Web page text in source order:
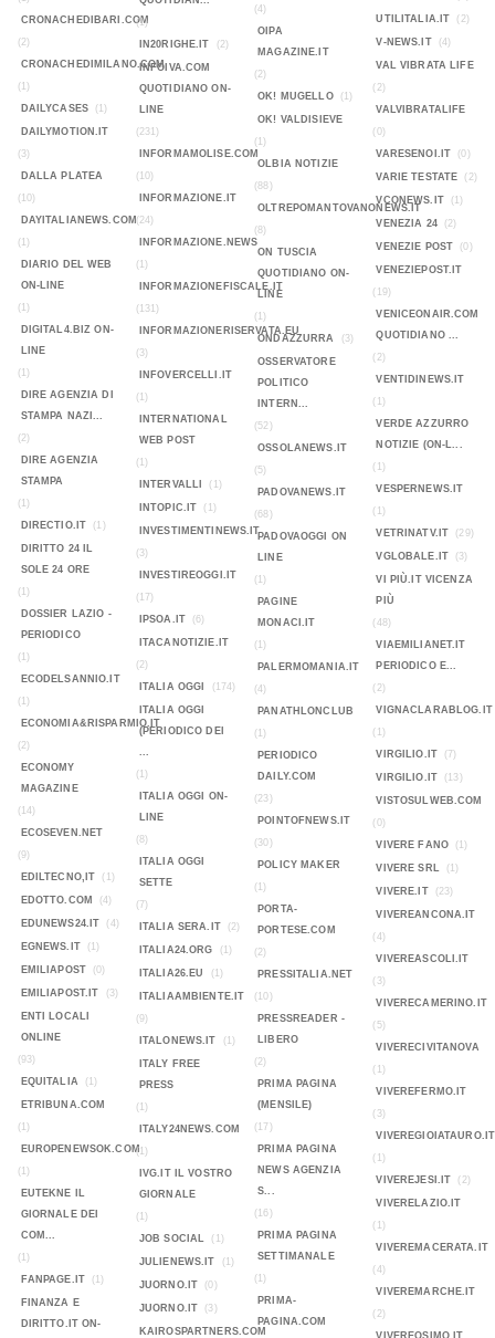
CRONACHEDIBARI.COM
(2)
CRONACHEDIMILANO.COM
(1)
DAILYCASES
(1)
DAILYMOTION.IT
(3)
DALLA PLATEA
(10)
DAYITALIANEWS.COM
(1)
DIARIO DEL WEB
ON-LINE
(1)
DIGITAL4.BIZ ON-
LINE
(1)
DIRE AGENZIA DI
STAMPA NAZI...
(2)
DIRE AGENZIA
STAMPA
(1)
DIRECTIO.IT
(1)
DIRITTO 24 IL
SOLE 24 ORE
(1)
DOSSIER LAZIO -
PERIODICO
(1)
ECODELSANNIO.IT
(1)
ECONOMIA&RISPARMIO.IT
(2)
ECONOMY
MAGAZINE
(14)
ECOSEVEN.NET
(9)
EDILTECNO,IT
(1)
EDOTTO.COM (4)
EDUNEWS24.IT (4)
EGNEWS.IT (1)
EMILIAPOST (0)
EMILIAPOST.IT (3)
ENTI LOCALI
ONLINE
(93)
EQUITALIA
(1)
ETRIBUNA.COM
(1)
EUROPENEWSOK.COM
(1)
EUTEKNE IL
GIORNALE DEI
COM...
(1)
FANPAGE.IT
(1)
FINANZA E
DIRITTO.IT ON-
(1)
IN20RIGHE.IT
(2)
INFOIVA.COM
QUOTIDIANO ON-
LINE
(231)
INFORMAMOLISE.COM
(10)
INFORMAZIONE.IT
(24)
INFORMAZIONE.NEWS
(1)
INFORMAZIONEFISCALE.IT
(131)
INFORMAZIONERISERVATA.EU
(3)
INFOVERCELLI.IT
(1)
INTERNATIONAL
WEB POST
(1)
INTERVALLI
(1)
INTOPIC.IT (1)
INVESTIMENTINEWS.IT
(3)
INVESTIREOGGI.IT
(17)
IPSOA.IT
(6)
ITACANOTIZIE.IT
(2)
ITALIA OGGI
(174)
ITALIA OGGI
(PERIODICO DEI
...
(1)
ITALIA OGGI ON-
LINE
(8)
ITALIA OGGI
SETTE
(7)
ITALIA SERA.IT
(2)
ITALIA24.ORG (1)
ITALIA26.EU (1)
ITALIAAMBIENTE.IT
(9)
ITALONEWS.IT
(1)
ITALY FREE
PRESS
(1)
ITALY24NEWS.COM
(1)
IVG.IT IL VOSTRO
GIORNALE
(1)
JOB SOCIAL
(1)
JULIENEWS.IT (1)
JUORNO.IT (0)
JUORNO.IT (3)
KAIROSPARTNERS.COM
(4)
OIPA
MAGAZINE.IT
(2)
OK! MUGELLO
(1)
OK! VALDISIEVE
(1)
OLBIA NOTIZIE
(88)
OLTREPOMANTOVANONEWS.IT
(8)
ON TUSCIA
QUOTIDIANO ON-
LINE
(1)
ONDAZZURRA
(3)
OSSERVATORE
POLITICO
INTERN...
(52)
OSSOLANEWS.IT
(5)
PADOVANEWS.IT
(68)
PADOVAOGGI ON
LINE
(1)
PAGINE
MONACI.IT
(1)
PALERMOMANIA.IT
(4)
PANATHLONCLUB
(1)
PERIODICO
DAILY.COM
(23)
POINTOFNEWS.IT
(30)
POLICY MAKER
(1)
PORTA-
PORTESE.COM
(2)
PRESSITALIA.NET
(10)
PRESSREADER -
LIBERO
(2)
PRIMA PAGINA
(MENSILE)
(17)
PRIMA PAGINA
NEWS AGENZIA
S...
(16)
PRIMA PAGINA
SETTIMANALE
(1)
PRIMA-
PAGINA.COM
UTILITALIA.IT (2)
V-NEWS.IT (4)
VAL VIBRATA LIFE
(2)
VALVIBRATALIFE
(0)
VARESENOI.IT
(0)
VARIE TESTATE (2)
VCONEWS.IT (1)
VENEZIA 24 (2)
VENEZIE POST (0)
VENEZIEPOST.IT
(19)
VENICEONAIR.COM
QUOTIDIANO ...
(2)
VENTIDINEWS.IT
(1)
VERDE AZZURRO
NOTIZIE (ON-L...
(1)
VESPERNEWS.IT
(1)
VETRINATV.IT
(29)
VGLOBALE.IT (3)
VI PIÙ.IT VICENZA
PIÙ
(48)
VIAEMILIANET.IT
PERIODICO E...
(2)
VIGNACLARABLOG.IT
(1)
VIRGILIO.IT
(7)
VIRGILIO.IT (13)
VISTOSULWEB.COM
(0)
VIVERE FANO
(1)
VIVERE SRL (1)
VIVERE.IT (23)
VIVEREANCONA.IT
(4)
VIVEREASCOLI.IT
(3)
VIVERECAMERINO.IT
(5)
VIVERECIVITANOVA
(1)
VIVEREFERMO.IT
(3)
VIVEREGIOIATAURO.IT
(1)
VIVEREJESI.IT
(2)
VIVERELAZIO.IT
(1)
VIVEREMACERATA.IT
(4)
VIVEREMARCHE.IT
(2)